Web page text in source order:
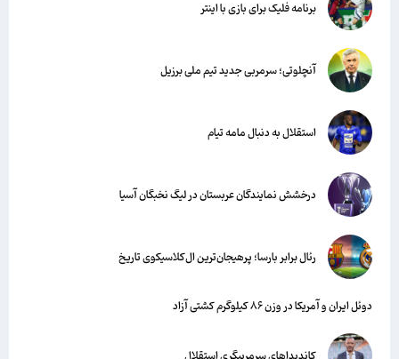
برنامه فلیک برای بازی با اینتر
آنچلوتی؛ سرمربی جدید تیم ملی برزیل
استقلال به دنبال مامه تیام
درخشش نمایندگان عربستان در لیگ نخبگان آسیا
رئال برابر بارسا؛ پرهیجان‌‌ترین ال‌کلاسیکوی تاریخ
دوئل ایران و آمریکا در وزن ۸۶ کیلوگرم کشتی آزاد